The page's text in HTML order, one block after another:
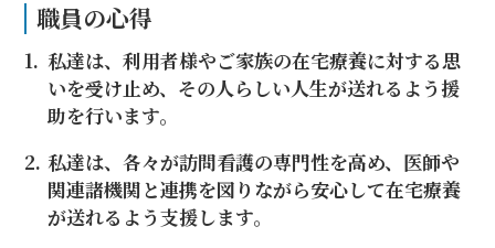
職員の心得
私達は、利用者様やご家族の在宅療養に対する思
いを受け止め、その人らしい人生が送れるよう援
助を行います。
私達は、各々が訪問看護の専門性を高め、医師や
関連諸機関と連携を図りながら安心して在宅療養
が送れるよう支援します。